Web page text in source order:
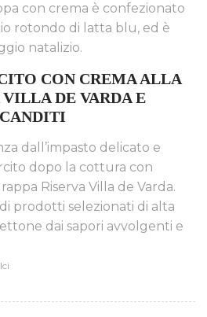
con crema è confezionato
rotondo di latta blu, ed è
natalizio.
CON CREMA ALLA
VILLA DE VARDA E
dall’impasto delicato e
dopo la cottura con
Riserva Villa de Varda.
prodotti selezionati di alta
dai sapori avvolgenti e